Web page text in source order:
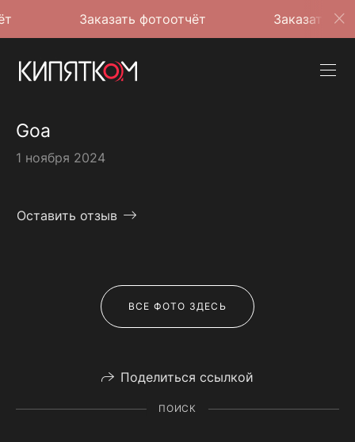
Заказать фотоотчёт Заказать фотоотчёт
Goa
1 ноября 2024
Оставить отзыв
ВСЕ ФОТО ЗДЕСЬ
Поделиться ссылкой
ПОИСК